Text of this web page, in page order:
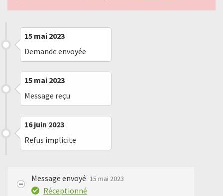
15 mai 2023
Demande envoyée
15 mai 2023
Message reçu
16 juin 2023
Refus implicite
Message envoyé 15 mai 2023
Réceptionné